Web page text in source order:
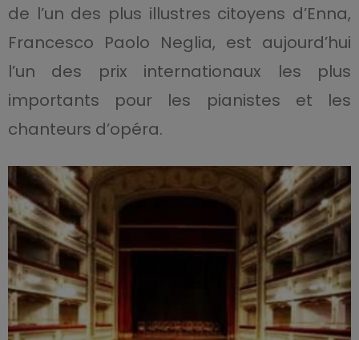
de l’un des plus illustres citoyens d’Enna,
Francesco Paolo Neglia, est aujourd’hui
l’un des prix internationaux les plus
importants pour les pianistes et les
chanteurs d’opéra.